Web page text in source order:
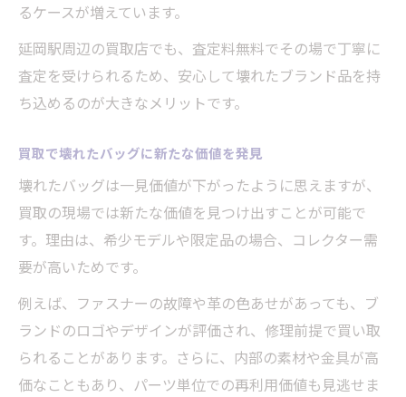
るケースが増えています。
延岡駅周辺の買取店でも、査定料無料でその場で丁寧に
査定を受けられるため、安心して壊れたブランド品を持
ち込めるのが大きなメリットです。
買取で壊れたバッグに新たな価値を発見
壊れたバッグは一見価値が下がったように思えますが、
買取の現場では新たな価値を見つけ出すことが可能で
す。理由は、希少モデルや限定品の場合、コレクター需
要が高いためです。
例えば、ファスナーの故障や革の色あせがあっても、ブ
ランドのロゴやデザインが評価され、修理前提で買い取
られることがあります。さらに、内部の素材や金具が高
価なこともあり、パーツ単位での再利用価値も見逃せま